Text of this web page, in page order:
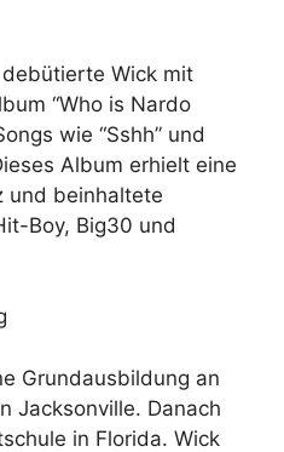
Wick mit
“Who is Nardo
wie “Sshh” und
Album erhielt eine
und beinhaltete
Boy, Big30 und
Grundausbildung an
Jacksonville. Danach
in Florida. Wick